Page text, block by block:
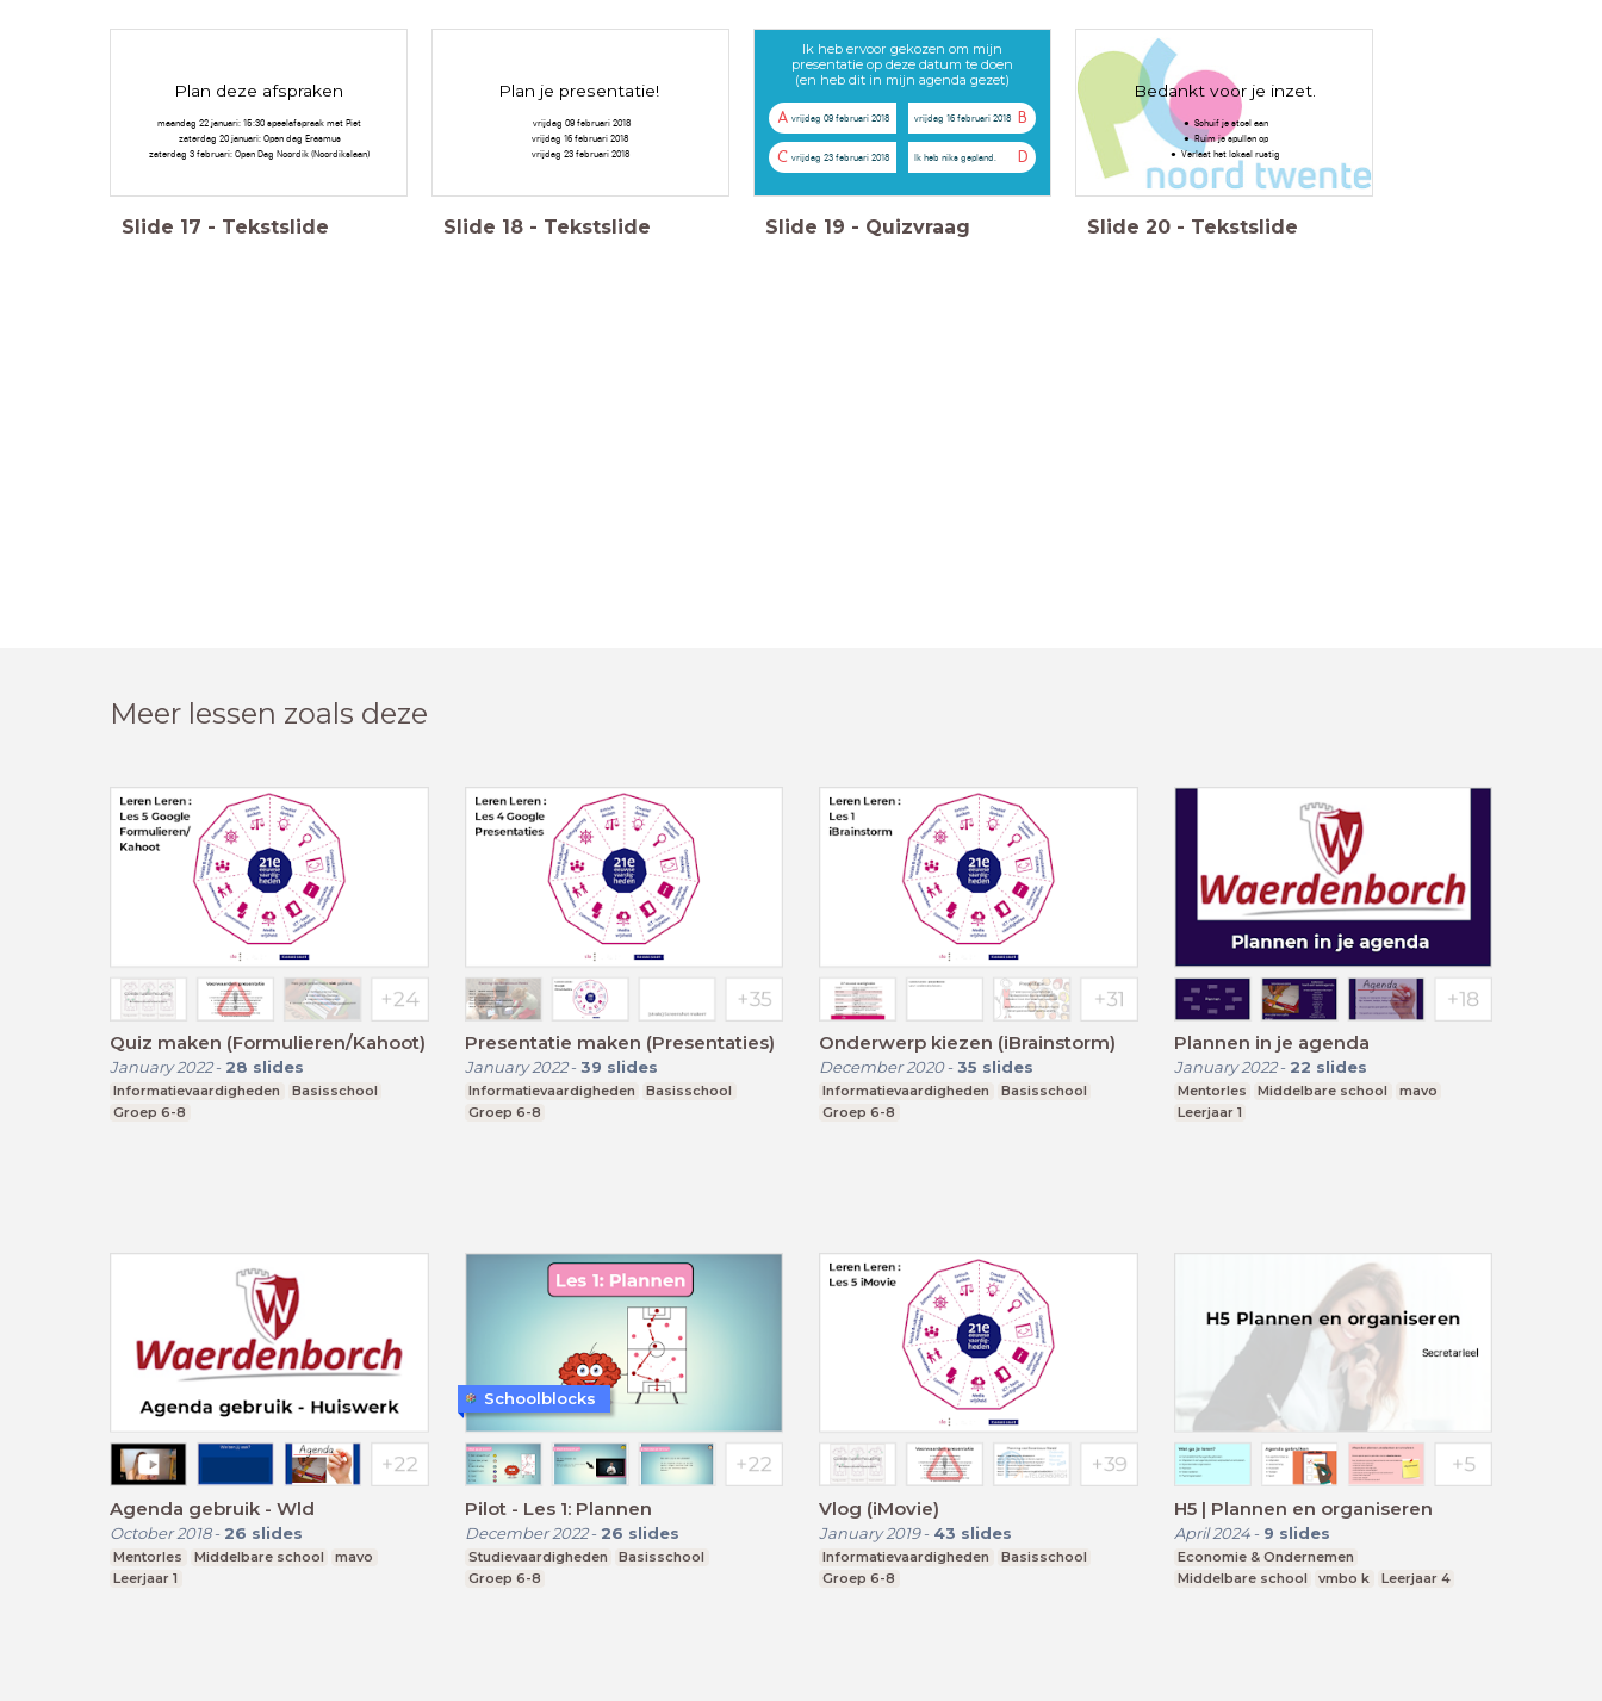
Plan deze afspraken
maandag 22 januari: 15:30 speelafspraak met Piet
zaterdag 20 januari: Open dag Erasmus
zaterdag 3 februari: Open Dag Noordik (Noordikslaan)
Slide 17 - Tekstslide
Plan je presentatie!
vrijdag 09 februari 2018
vrijdag 16 februari 2018
vrijdag 23 februari 2018
Slide 18 - Tekstslide
Ik heb ervoor gekozen om mijn
presentatie op deze datum te doen
(en heb dit in mijn agenda gezet)
A vrijdag 09 februari 2018 B
vrijdag 16 februari 2018
C vrijdag 23 februari 2018 D
Ik heb niks gepland.
Slide 19 - Quizvraag
Bedankt voor je inzet.
Schuif je stoel aan
Ruim je spullen op
Verlaat het lokaal rustig
Slide 20 - Tekstslide
Meer lessen zoals deze
Quiz maken (Formulieren/Kahoot)
January 2022- 28 slides
Informatievaardigheden
Basisschool
Groep 6-8
Presentatie maken (Presentaties)
January 2022- 39 slides
Informatievaardigheden
Basisschool
Groep 6-8
Onderwerp kiezen (iBrainstorm)
December 2020- 35 slides
Informatievaardigheden
Basisschool
Groep 6-8
Plannen in je agenda
January 2022- 22 slides
Mentorles Middelbare school
mavo
Leerjaar 1
Agenda gebruik - Wld
October 2018- 26 slides
Mentorles Middelbare school
mavo
Leerjaar 1
Pilot - Les 1: Plannen
December 2022- 26 slides
Studievaardigheden
Basisschool
Groep 6-8
Schoolblocks
Vlog (iMovie)
January 2019- 43 slides
Informatievaardigheden
Basisschool
Groep 6-8
H5 | Plannen en organiseren
April 2024- 9 slides
Economie & Ondernemen
Middelbare school
vmbo k Leerjaar 4